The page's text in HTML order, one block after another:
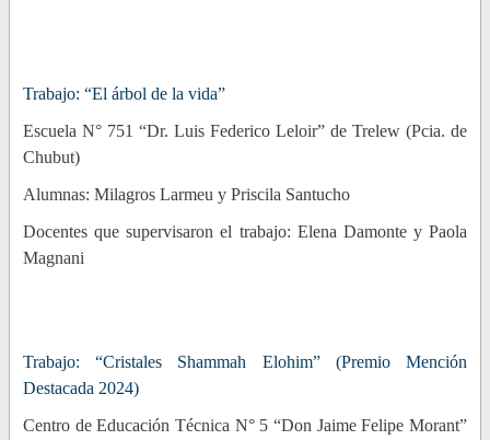
Trabajo: “El árbol de la vida”
Escuela N° 751 “Dr. Luis Federico Leloir” de Trelew (Pcia. de
Chubut)
Alumnas: Milagros Larmeu y Priscila Santucho
Docentes que supervisaron el trabajo: Elena Damonte y Paola
Magnani
Trabajo: “Cristales Shammah Elohim” (Premio Mención
Destacada 2024)
Centro de Educación Técnica N° 5 “Don Jaime Felipe Morant”